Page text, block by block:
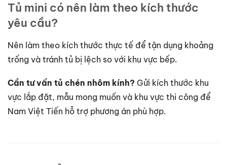
Tủ mini có nên làm theo kích thước
yêu cầu?
Nên làm theo kích thước thực tế để tận dụng khoảng
trống và tránh tủ bị lệch so với khu vực bếp.
Cần tư vấn tủ chén nhôm kính? Gửi kích thước khu
vực lắp đặt, mẫu mong muốn và khu vực thi công để
Nam Việt Tiến hỗ trợ phương án phù hợp.